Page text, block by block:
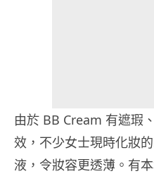
由於 BB Cream 有遮瑕
效，不少女士現時化妝
液，令妝容更透薄。有